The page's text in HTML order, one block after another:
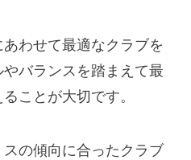
わせて最適なクラブを
バランスを踏まえて最
ことが大切です。
の傾向に合ったクラブ